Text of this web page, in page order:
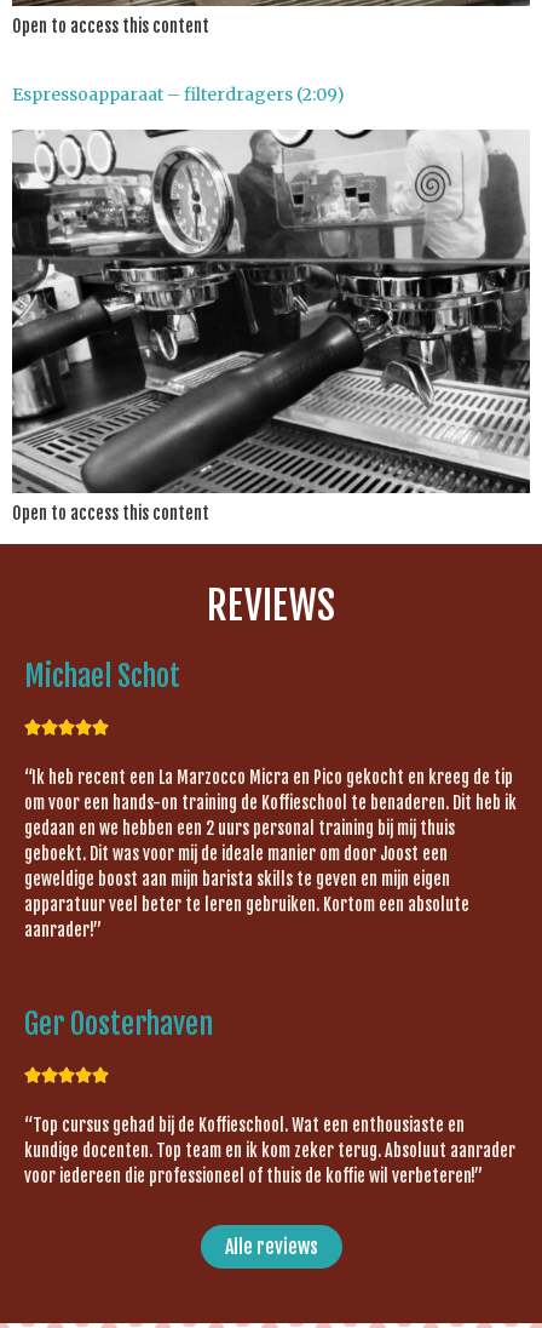
Open to access this content
Espressoapparaat – filterdragers (2:09)
Open to access this content
REVIEWS
Michael Schot

“Ik heb recent een La Marzocco Micra en Pico gekocht en kreeg de tip
om voor een hands-on training de Koffieschool te benaderen. Dit heb ik
gedaan en we hebben een 2 uurs personal training bij mij thuis
geboekt. Dit was voor mij de ideale manier om door Joost een
geweldige boost aan mijn barista skills te geven en mijn eigen
apparatuur veel beter te leren gebruiken. Kortom een absolute
aanrader!”
Ger Oosterhaven

“Top cursus gehad bij de Koffieschool. Wat een enthousiaste en
kundige docenten. Top team en ik kom zeker terug. Absoluut aanrader
voor iedereen die professioneel of thuis de koffie wil verbeteren!”
Alle reviews